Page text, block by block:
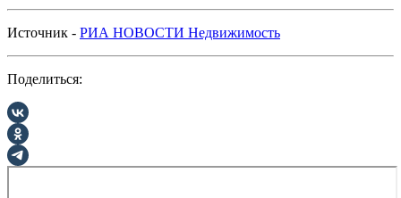
Источник - РИА НОВОСТИ Недвижимость
Поделиться: